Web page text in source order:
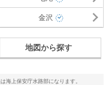
金沢
地図から探す
海上保安庁水路部になります。